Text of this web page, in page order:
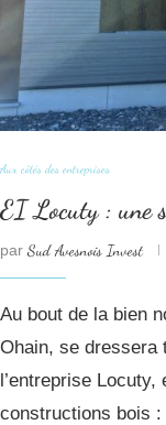
Aux côtés des entreprises
EI Locuty : une
par Sud Avesnois Invest
Au bout de la bien
Ohain, se dressera
l’entreprise
constructions bois